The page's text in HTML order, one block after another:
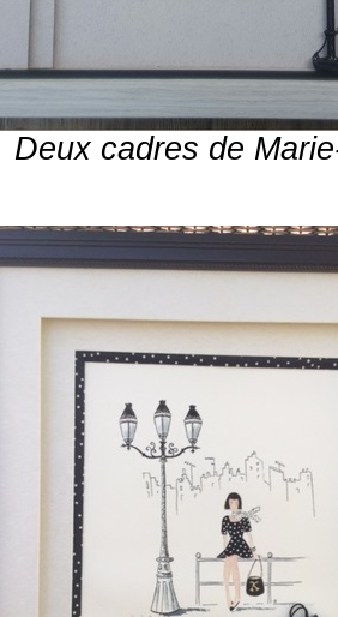
Deux cadres de